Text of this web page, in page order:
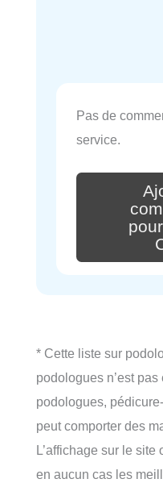
Pas de
service.
* Cette liste sur
podologues n’est
podologues,
peut comporter des
L’affichage sur le
en aucun cas les